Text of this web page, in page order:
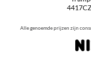
Alle genoemde prijzen zijn